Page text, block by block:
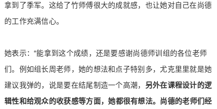
拿到了季军。这给了竹师傅很大的成就感，也让她对自己在尚德
的工作充满信心。
她表示：“能拿到这个成绩，还是要感谢尚德师训组的各位老师
们。例如组长周老师，她的想法和点子特别多，尤克里里就是她
建议我弹的，说是要在结尾制造一个高潮， 另外在课程设计的逻
辑性和给观众的收获感等方面，她都很有想法。 尚德的老师们经